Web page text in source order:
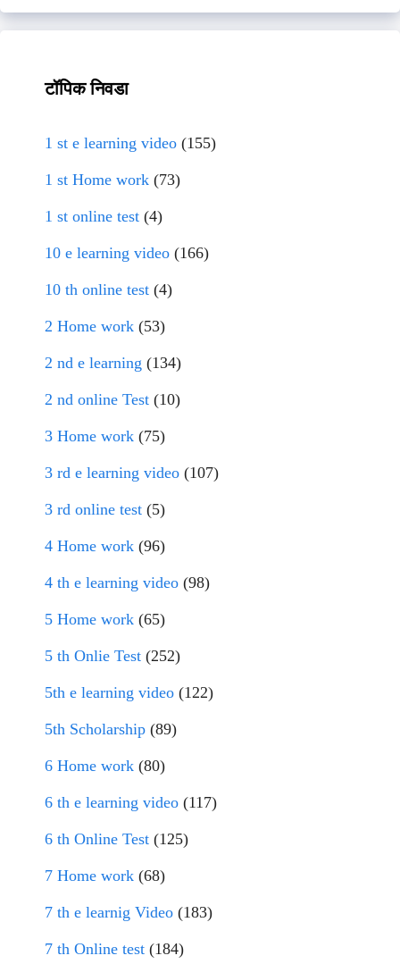
टॉपिक निवडा
1 st e learning video (155)
1 st Home work (73)
1 st online test (4)
10 e learning video (166)
10 th online test (4)
2 Home work (53)
2 nd e learning (134)
2 nd online Test (10)
3 Home work (75)
3 rd e learning video (107)
3 rd online test (5)
4 Home work (96)
4 th e learning video (98)
5 Home work (65)
5 th Onlie Test (252)
5th e learning video (122)
5th Scholarship (89)
6 Home work (80)
6 th e learning video (117)
6 th Online Test (125)
7 Home work (68)
7 th e learnig Video (183)
7 th Online test (184)